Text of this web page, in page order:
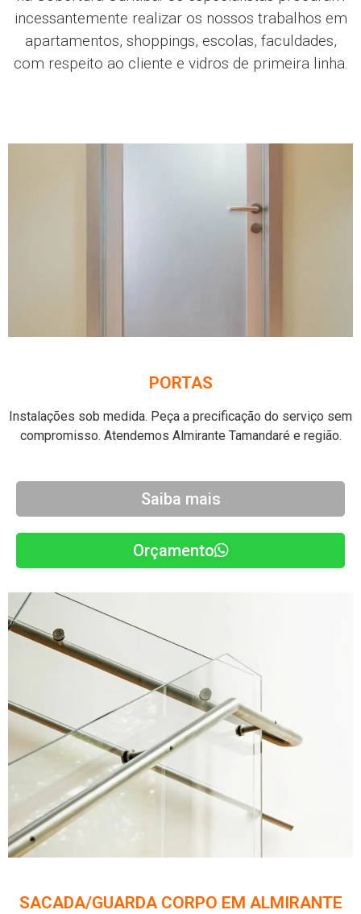
incessantemente realizar os nossos trabalhos em
apartamentos, shoppings, escolas, faculdades,
com respeito ao cliente e vidros de primeira linha.
PORTAS
Instalações sob medida. Peça a precificação do serviço sem
compromisso. Atendemos Almirante Tamandaré e região.
Saiba mais
Orçamento
SACADA/GUARDA CORPO EM ALMIRANTE